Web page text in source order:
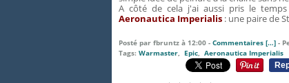
A côté de cela j'ai aussi pris le
Aeronautica Imperialis : une paire de
Posté par fbruntz à 12:00 - Commentaires […] -
Tags: Warmaster, Epic, Aeronautica Imperialis